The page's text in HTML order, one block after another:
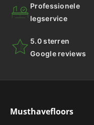
Professionele
legservice
5.0 sterren
Google reviews
Musthavefloors